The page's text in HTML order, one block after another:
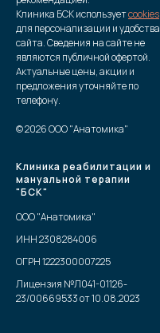
Клиника БСК используетcookies
для персонализации и удобства
сайта. Сведения на сайте не
являются публичной офертой.
Актуальные цены, акции и
предложения уточняйте по
телефону.
© 2026 ООО "Анатомика"
Клиника реабилитации и
мануальной терапии
"БСК"
ООО "Анатомика"
ИНН 2308284006
ОГРН 1222300007225
Лицензия №Л041-01126-
23/00669533 от 10.08.2023